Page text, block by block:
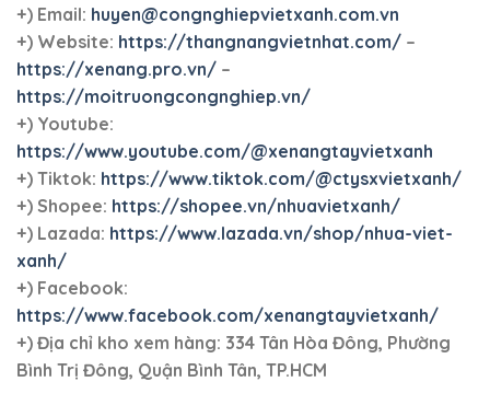
+) Email: huyen@congnghiepvietxanh.com.vn
+) Website: https://thangnangvietnhat.com/ –
https://xenang.pro.vn/ –
https://moitruongcongnghiep.vn/
+) Youtube:
https://www.youtube.com/@xenangtayvietxanh
+) Tiktok: https://www.tiktok.com/@ctysxvietxanh/
+) Shopee: https://shopee.vn/nhuavietxanh/
+) Lazada: https://www.lazada.vn/shop/nhua-viet-
xanh/
+) Facebook:
https://www.facebook.com/xenangtayvietxanh/
+) Địa chỉ kho xem hàng: 334 Tân Hòa Đông, Phường
Bình Trị Đông, Quận Bình Tân, TP.HCM